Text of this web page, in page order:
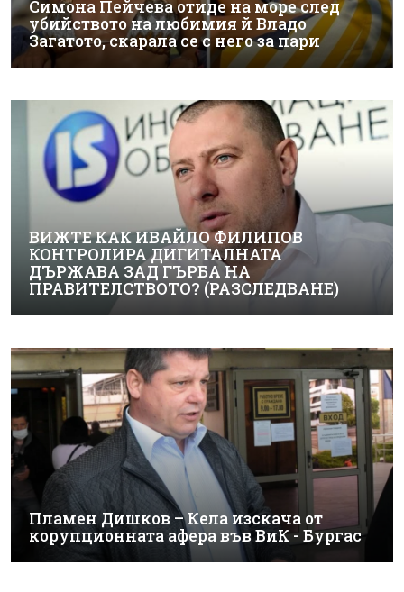
Симона Пейчева отиде на море след
убийството на любимия й Владо
Загатото, скарала се с него за пари
ВИЖТЕ КАК ИВАЙЛО ФИЛИПОВ
КОНТРОЛИРА ДИГИТАЛНАТА
ДЪРЖАВА ЗАД ГЪРБА НА
ПРАВИТЕЛСТВОТО? (РАЗСЛЕДВАНЕ)
Пламен Дишков – Кела изскача от
корупционната афера във ВиК - Бургас